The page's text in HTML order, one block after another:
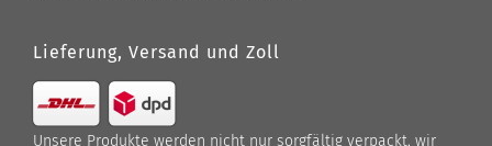
Lieferung, Versand und Zoll
Unsere Produkte werden nicht nur sorgfältig verpackt, wir